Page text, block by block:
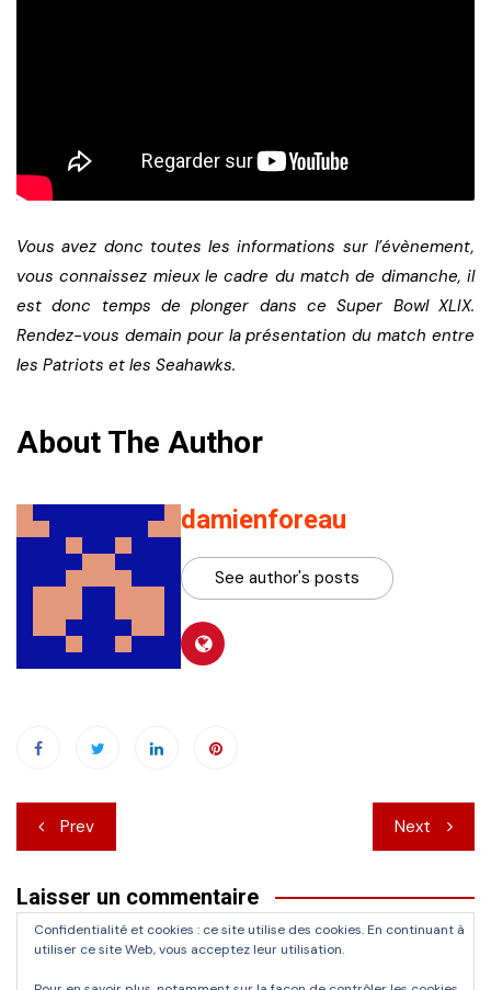
Vous avez donc toutes les informations sur l’évènement,
vous connaissez mieux le cadre du match de dimanche, il
est donc temps de plonger dans ce Super Bowl XLIX.
Rendez-vous demain pour la présentation du match entre
les Patriots et les Seahawks.
About The Author
damienforeau
See author's posts
Navigation
de
l’article
Prev Next
Laisser un commentaire
Vous devezvous connecterpour publier un commentaire.
Confidentialité et cookies : ce site utilise des cookies. En continuant à
utiliser ce site Web, vous acceptez leur utilisation.